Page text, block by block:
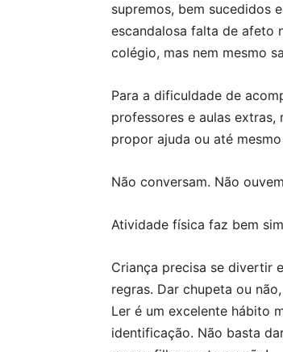
supremos, bem sucedidos
escandalosa falta de afeto
colégio, mas nem mesmo
Para a dificuldade de
professores e aulas
propor ajuda ou até
Não conversam. Não
Atividade física faz bem
Criança precisa se divertir
regras. Dar chupeta ou
Ler é um excelente hábito
identificação. Não basta